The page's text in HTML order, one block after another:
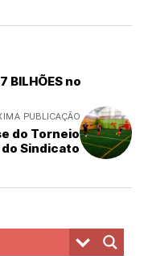
BILHÕES no
PUBLICAÇÃO
do Torneio
Sindicato